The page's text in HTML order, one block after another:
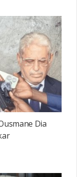
Dia